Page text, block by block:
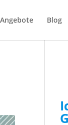
Angebote Blog